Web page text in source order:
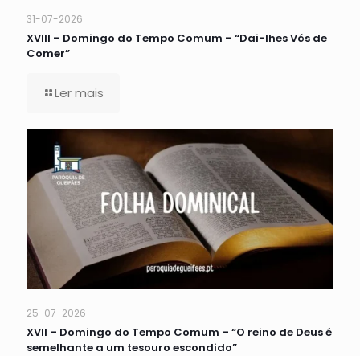
31-07-2026
XVIII – Domingo do Tempo Comum – “Dai-lhes Vós de
Comer”
Ler mais
25-07-2026
XVII – Domingo do Tempo Comum – “O reino de Deus é
semelhante a um tesouro escondido”